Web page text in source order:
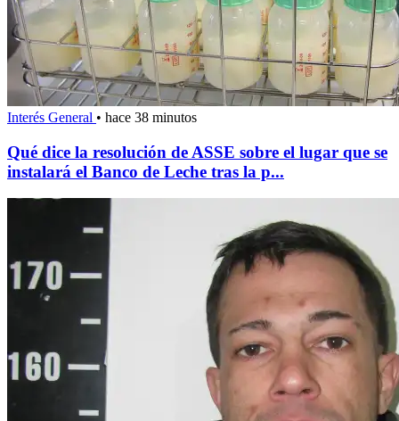
Interés General • hace 38 minutos
Qué dice la resolución de ASSE sobre el lugar que se
instalará el Banco de Leche tras la p...